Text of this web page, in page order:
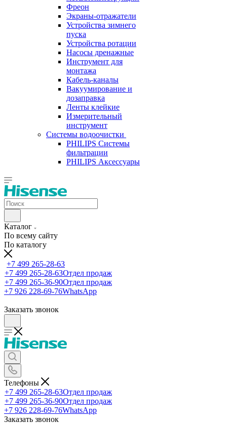
Фреон
Экраны-отражатели
Устройства зимнего
пуска
Устройства ротации
Насосы дренажные
Инструмент для
монтажа
Кабель-каналы
Вакуумирование и
дозаправка
Ленты клейкие
Измерительный
инструмент
Системы водоочистки
PHILIPS Системы
фильтрации
PHILIPS Аксессуары
Каталог
По всему сайту
По каталогу
+7 499 265-28-63
+7 499 265-28-63Отдел продаж
+7 499 265-36-90Отдел продаж
+7 926 228-69-76WhatsApp
Заказать звонок
Телефоны
+7 499 265-28-63Отдел продаж
+7 499 265-36-90Отдел продаж
+7 926 228-69-76WhatsApp
Заказать звонок